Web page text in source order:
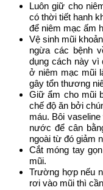
Luôn giữ cho
có thời tiết hanh
để niêm mạc ấm
Vệ sinh mũi
ngừa các bệnh
dụng cách này vì
ở niêm mạc mũi
gây tổn thương
Giữ ẩm cho mũi
chế độ ăn bởi
máu. Bôi
nước để cân
ngoài từ đó giảm
Cắt móng tay
mũi.
Trường hợp nếu
rơi vào mũi thì